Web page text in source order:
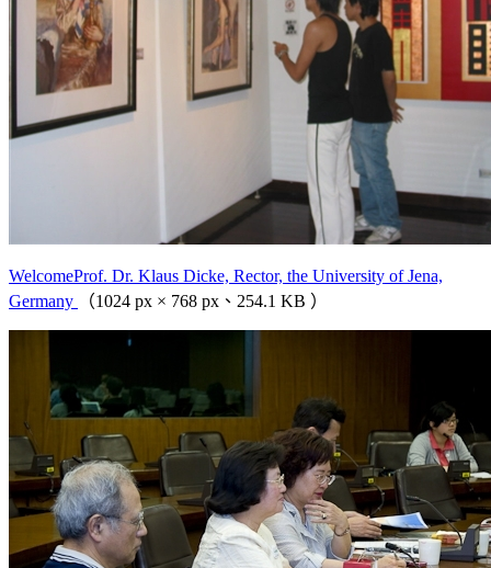
WelcomeProf. Dr. Klaus Dicke, Rector, the University of Jena,
Germany
（1024 px × 768 px、254.1 KB ）